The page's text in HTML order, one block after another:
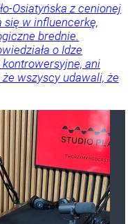
Osiatyńska z cenionej
się w influencerkę,
brednie.
o Idze
ani
wszyscy udawali, że